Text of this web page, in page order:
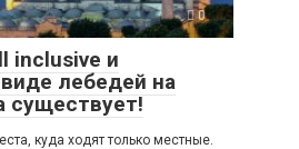
0
inclusive и
лебедей на
существует!
куда ходят только местные.